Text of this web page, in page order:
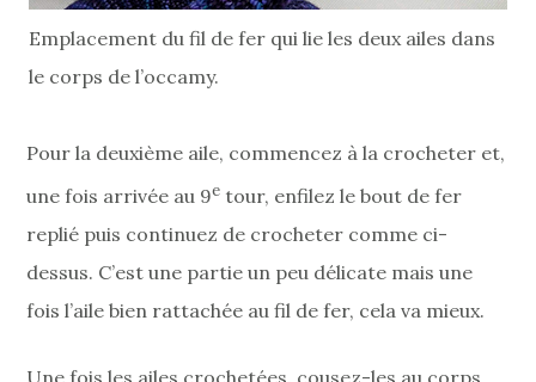
Emplacement du fil de fer qui lie les deux ailes dans
le corps de l’occamy.
Pour la deuxième aile, commencez à la crocheter et,
une fois arrivée au 9e tour, enfilez le bout de fer
replié puis continuez de crocheter comme ci-
dessus. C’est une partie un peu délicate mais une
fois l’aile bien rattachée au fil de fer, cela va mieux.